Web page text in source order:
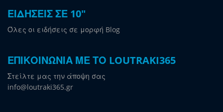
ΕΙΔΗΣΕΙΣ ΣΕ 10"
Όλες οι ειδήσεις σε μορφή Blog
ΕΠΙΚΟΙΝΩΝΙΑ ΜΕ ΤΟ LOUTRAKI365
Στείλτε μας την άποψη σας
info@loutraki365.gr